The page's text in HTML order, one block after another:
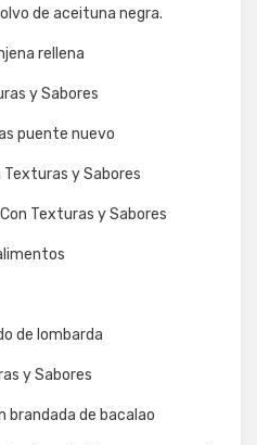
de aceituna negra.
rellena
y Sabores
puente nuevo
Texturas y Sabores
Texturas y Sabores
de lombarda
y Sabores
brandada de bacalao